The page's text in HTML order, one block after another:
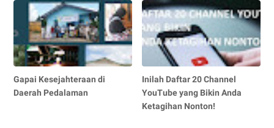
Gapai Kesejahteraan di
Daerah Pedalaman
Inilah Daftar 20 Channel
YouTube yang Bikin Anda
Ketagihan Nonton!